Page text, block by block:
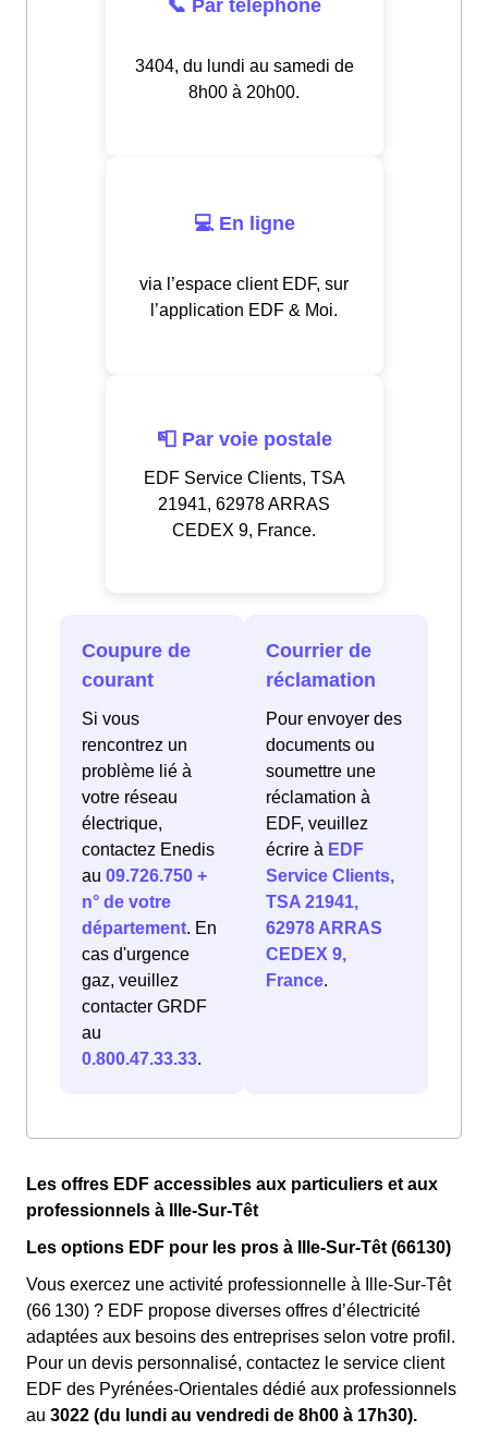
📞 Par téléphone
3404, du lundi au samedi de
8h00 à 20h00.
💻 En ligne
via l’espace client EDF, sur
l’application EDF & Moi.
📮 Par voie postale
EDF Service Clients, TSA
21941, 62978 ARRAS
CEDEX 9, France.
Coupure de
courant
Si vous
rencontrez un
problème lié à
votre réseau
électrique,
contactez Enedis
au 09.726.750 +
n° de votre
département. En
cas d'urgence
gaz, veuillez
contacter GRDF
au
0.800.47.33.33.
Courrier de
réclamation
Pour envoyer des
documents ou
soumettre une
réclamation à
EDF, veuillez
écrire à EDF
Service Clients,
TSA 21941,
62978 ARRAS
CEDEX 9,
France.
Les offres EDF accessibles aux particuliers et aux
professionnels à Ille-Sur-Têt
Les options EDF pour les pros à Ille-Sur-Têt (66130)
Vous exercez une activité professionnelle à Ille-Sur-Têt
(66 130) ? EDF propose diverses offres d’électricité
adaptées aux besoins des entreprises selon votre profil.
Pour un devis personnalisé, contactez le service client
EDF des Pyrénées-Orientales dédié aux professionnels
au 3022 (du lundi au vendredi de 8h00 à 17h30).